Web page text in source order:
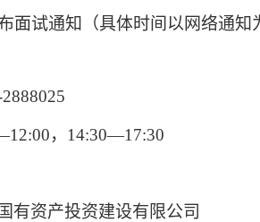
面试通知 （具体时间以网络通知
，14:30—17:30
投资建设有限公司